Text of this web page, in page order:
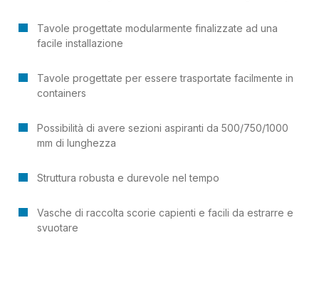
Tavole progettate modularmente finalizzate ad una
facile installazione
Tavole progettate per essere trasportate facilmente in
containers
Possibilità di avere sezioni aspiranti da 500/750/1000
mm di lunghezza
Struttura robusta e durevole nel tempo
Vasche di raccolta scorie capienti e facili da estrarre e
svuotare